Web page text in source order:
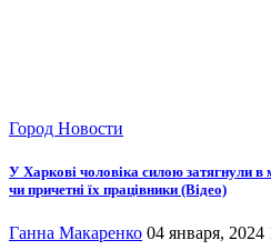
Город Новости
У Харкові чоловіка силою затягнули
чи причетні їх працівники (Відео)
Ганна Макаренко 04 января, 2024